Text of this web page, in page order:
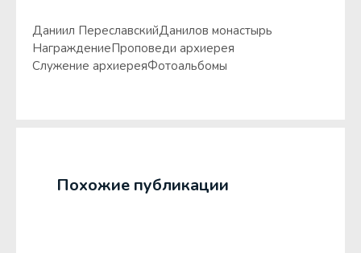
Даниил ПереславскийДанилов монастырь
НаграждениеПроповеди архиерея
Служение архиереяФотоальбомы
Похожие публикации